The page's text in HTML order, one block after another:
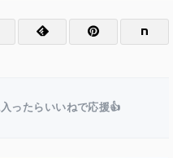
ったらいいねで応援👍